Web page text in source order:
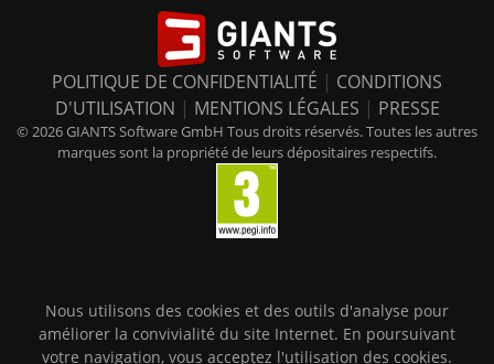
POLITIQUE DE CONFIDENTIALITÉ | CONDITIONS
D'UTILISATION | MENTIONS LÉGALES | PRESSE
© 2026 GIANTS Software GmbH Tous droits réservés. Toutes les autres
marques sont la propriété de leurs dépositaires respectifs.
Nous utilisons des cookies et des outils d'analyse pour
améliorer la convivialité du site Internet. En poursuivant
votre navigation, vous acceptez l'utilisation des cookies.